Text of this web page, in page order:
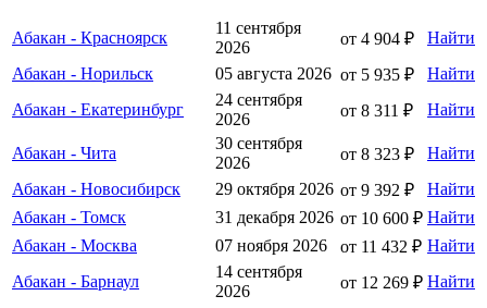
Абакан - Красноярск
11 сентября
2026
от 4 904 ₽
Найти
Абакан - Норильск
05 августа 2026 от 5 935 ₽
Найти
Абакан - Екатеринбург
24 сентября
2026
от 8 311 ₽ Найти
Абакан - Чита
30 сентября
2026
от 8 323 ₽
Найти
Абакан - Новосибирск
29 октября 2026 от 9 392 ₽
Найти
Абакан - Томск
31 декабря 2026 от 10 600 ₽ Найти
Абакан - Москва
07 ноября 2026 от 11 432 ₽ Найти
Абакан - Барнаул
14 сентября
2026
от 12 269 ₽ Найти